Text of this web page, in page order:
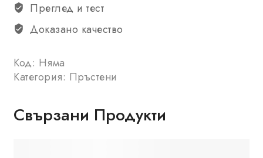
Преглед и тест
Доказано качество
Код: Няма
Категория: Пръстени
Свързани Продукти